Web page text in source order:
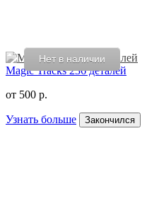
Нет в наличии
Magic Tracks 236 деталей
от 500 р.
Узнать больше Закончился